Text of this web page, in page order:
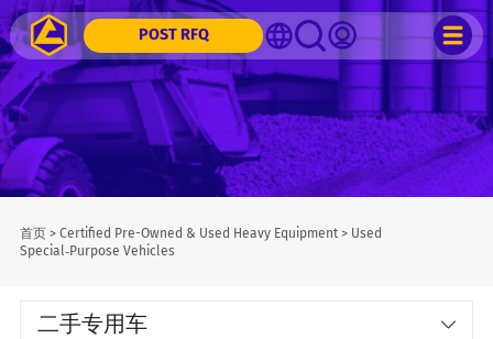
POST RFQ
首页> Certified Pre-Owned & Used Heavy Equipment> Used
Special‑Purpose Vehicles
二手专用车